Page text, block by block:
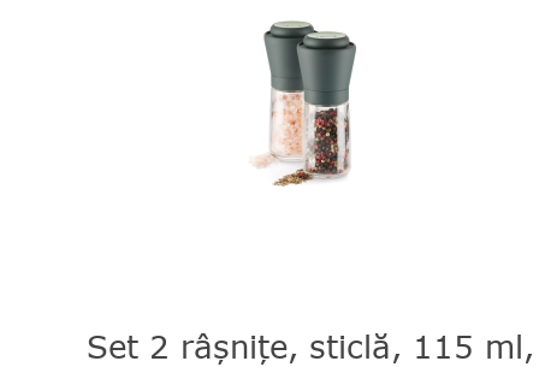
Set 2 râșnițe, sticlă, 115 ml,